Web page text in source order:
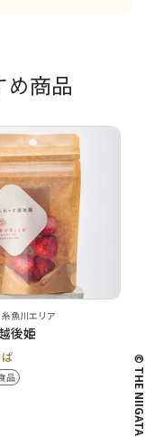
め商品
魚川エリア
後姫
品 © THE